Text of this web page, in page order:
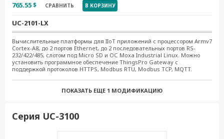
765.55 $
СРАВНИТЬ В КОРЗИНУ
UC-2101-LX
525.21 $
СРАВНИТЬ В КОРЗИНУ
UC-2102-LX
525.21 $
СРАВНИТЬ
Вычислительные платформы для IIoT приложений с процессором Armv7
Cortex-A8, до 2 портов Ethernet, до 2 последовательных портов RS-
232/422/485, слотом под Micro SD и ОС Moxa Industrial Linux. Можно
установить программное обеспечение ThingsPro Gateway с
поддержкой протоколов HTTPS, Modbus RTU, Modbus TCP, MQTT.
ПОКАЗАТЬ ЕЩЕ 1 МОДИФИКАЦИЮ
Серия UC-3100